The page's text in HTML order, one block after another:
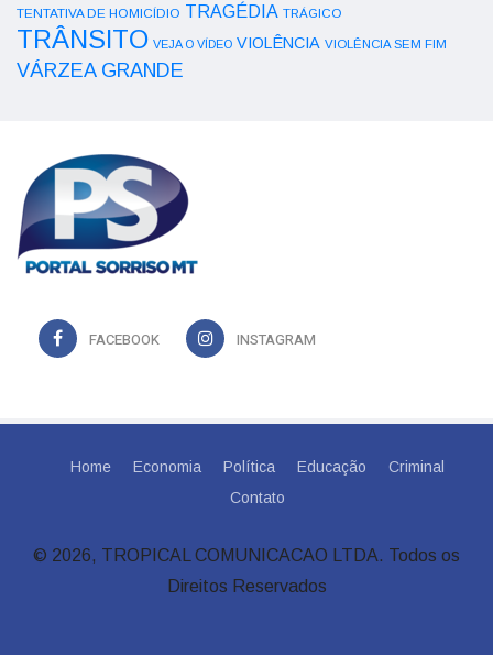
TENTATIVA DE HOMICÍDIO TRAGÉDIA TRÁGICO
TRÂNSITO VEJA O VÍDEO VIOLÊNCIA VIOLÊNCIA SEM FIM
VÁRZEA GRANDE
FACEBOOK INSTAGRAM
Home Economia Política Educação
Criminal
Contato
© 2026, TROPICAL COMUNICACAO LTDA. Todos os
Direitos Reservados